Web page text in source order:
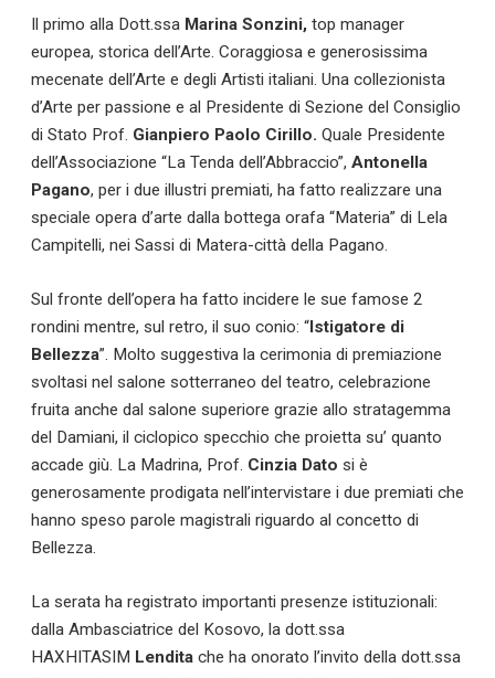
Il primo alla Dott.ssa Marina Sonzini, top manager
europea, storica dell’Arte. Coraggiosa e generosissima
mecenate dell’Arte e degli Artisti italiani. Una collezionista
d’Arte per passione e al Presidente di Sezione del Consiglio
di Stato Prof. Gianpiero Paolo Cirillo. Quale Presidente
dell’Associazione “La Tenda dell’Abbraccio”, Antonella
Pagano, per i due illustri premiati, ha fatto realizzare una
speciale opera d’arte dalla bottega orafa “Materia” di Lela
Campitelli, nei Sassi di Matera-città della Pagano.
Sul fronte dell’opera ha fatto incidere le sue famose 2
rondini mentre, sul retro, il suo conio: “Istigatore di
Bellezza”. Molto suggestiva la cerimonia di premiazione
svoltasi nel salone sotterraneo del teatro, celebrazione
fruita anche dal salone superiore grazie allo stratagemma
del Damiani, il ciclopico specchio che proietta su’ quanto
accade giù. La Madrina, Prof. Cinzia Dato si è
generosamente prodigata nell’intervistare i due premiati che
hanno speso parole magistrali riguardo al concetto di
Bellezza.
La serata ha registrato importanti presenze istituzionali:
dalla Ambasciatrice del Kosovo, la dott.ssa
HAXHITASIM Lendita che ha onorato l’invito della dott.ssa